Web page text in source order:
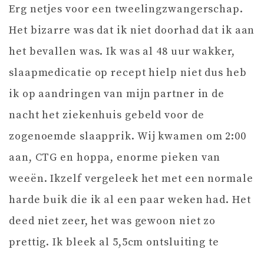
Erg netjes voor een tweelingzwangerschap.
Het bizarre was dat ik niet doorhad dat ik aan
het bevallen was. Ik was al 48 uur wakker,
slaapmedicatie op recept hielp niet dus heb
ik op aandringen van mijn partner in de
nacht het ziekenhuis gebeld voor de
zogenoemde slaapprik. Wij kwamen om 2:00
aan, CTG en hoppa, enorme pieken van
weeën. Ikzelf vergeleek het met een normale
harde buik die ik al een paar weken had. Het
deed niet zeer, het was gewoon niet zo
prettig. Ik bleek al 5,5cm ontsluiting te